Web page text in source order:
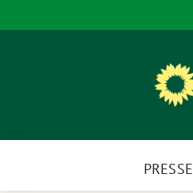
zum
PRESSE